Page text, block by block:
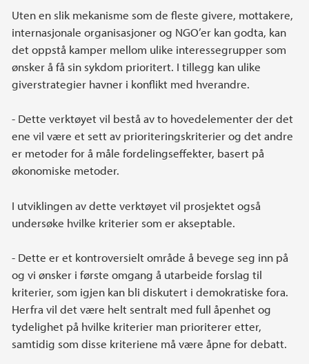
Uten en slik mekanisme som de fleste givere, mottakere,
internasjonale organisasjoner og NGO’er kan godta, kan
det oppstå kamper mellom ulike interessegrupper som
ønsker å få sin sykdom prioritert. I tillegg kan ulike
giverstrategier havner i konflikt med hverandre.
- Dette verktøyet vil bestå av to hovedelementer der det
ene vil være et sett av prioriteringskriterier og det andre
er metoder for å måle fordelingseffekter, basert på
økonomiske metoder.
I utviklingen av dette verktøyet vil prosjektet også
undersøke hvilke kriterier som er akseptable.
- Dette er et kontroversielt område å bevege seg inn på
og vi ønsker i første omgang å utarbeide forslag til
kriterier, som igjen kan bli diskutert i demokratiske fora.
Herfra vil det være helt sentralt med full åpenhet og
tydelighet på hvilke kriterier man prioriterer etter,
samtidig som disse kriteriene må være åpne for debatt.